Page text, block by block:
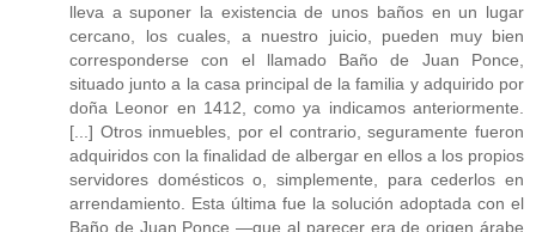
lleva a suponer la existencia de unos baños en un lugar
cercano, los cuales, a nuestro juicio, pueden muy bien
corresponderse con el llamado Baño de Juan Ponce,
situado junto a la casa principal de la familia y adquirido por
doña Leonor en 1412, como ya indicamos anteriormente.
[...] Otros inmuebles, por el contrario, seguramente fueron
adquiridos con la finalidad de albergar en ellos a los propios
servidores domésticos o, simplemente, para cederlos en
arrendamiento. Esta última fue la solución adoptada con el
Baño de Juan Ponce —que al parecer era de origen árabe